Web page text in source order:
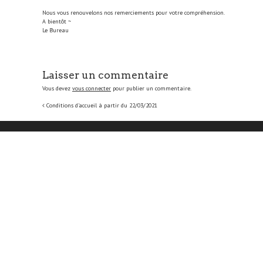
Nous vous renouvelons nos remerciements pour votre compréhension.
A bientôt ~
Le Bureau
Laisser un commentaire
Vous devez vous connecter pour publier un commentaire.
Navigation
de
l'article
Conditions d’accueil à partir du 22/03/2021